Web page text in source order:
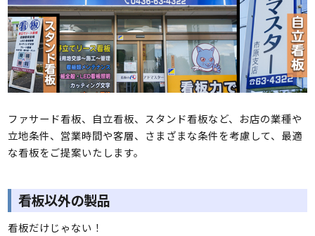
ファサード看板、自立看板、スタンド看板など、お店の業種や
立地条件、営業時間や客層、さまざまな条件を考慮して、最適
な看板をご提案いたします。
看板以外の製品
看板だけじゃない！